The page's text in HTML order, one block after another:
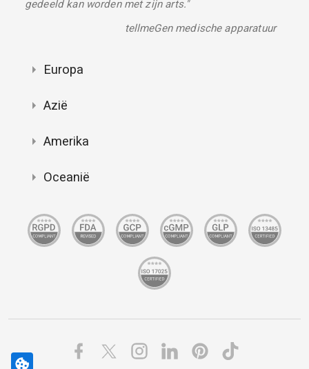
gedeeld kan worden met zijn arts."
tellmeGen medische apparatuur
Europa
Azië
Amerika
Oceanië